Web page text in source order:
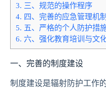
3. 三、规范的操作程序
4. 四、完善的应急管理机制
5. 五、严格的个人防护措
6. 六、强化教育培训与文
一、完善的制度建设
制度建设是辐射防护工作